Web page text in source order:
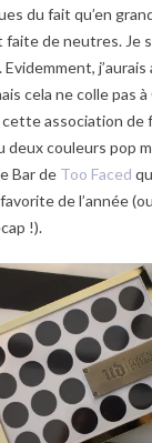
du fait qu’en
de neutres. Je
cela ne colle pas
association de
deux couleurs pop
Bar de Too Faced
de l’année
!).